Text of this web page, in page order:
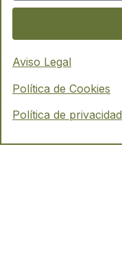
Aviso Legal
Política de Cookies
Política de privacidad